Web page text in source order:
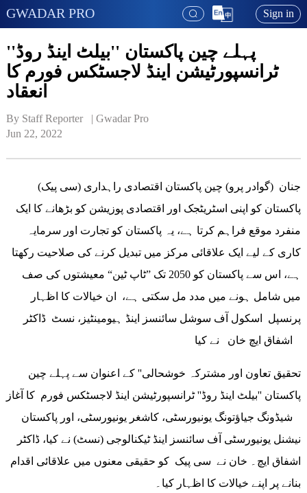
GWADAR PRO Sign in
پہلے چین پاکستان ''بیلٹ اینڈ روڈ''
ٹرانسپورٹیشن اینڈ لاجسٹکس فورم کا
انعقاد
By Staff Reporter   | Gwadar Pro
Jun 22, 2022
جنان (گوادر پرو) چین پاکستان اقتصادی راہداری (سی پیک)
پاکستان کو اپنی اسٹریٹجک اور اقتصادی پوزیشن کو بڑھانے کا ایک
منفرد موقع فراہم کرتا ہے، یہ پاکستان کو تجارت اور سرمایہ
کاری کے لیے ایک علاقائی مرکز میں تبدیل کرنے کی صلاحیت رکھتا
ہے، اس سے پاکستان کو 2050 تک ”ٹاپ ٹین“ معیشتوں کی صف
میں شامل ہونے میں مدد مل سکتی ہے، ان خیالات کا اظہار
پرنسپل اسکول آف سوشل سائنسز اینڈ ہیومینٹیز، نسٹ ڈاکٹر
تحقیق تعاون اور مشترکہ خوشحالی'' کے اعنوان سے پہلے چین
پاکستان ''بیلٹ اینڈ روڈ'' ٹرانسپورٹیشن اینڈ لاجسٹکس فورم کا آغاز
شیڈونگ جیاؤتونگ یونیورسٹی، کاشغر یونیورسٹی، اور پاکستان
نیشنل یونیورسٹی آف سائنسز اینڈ ٹیکنالوجی (نسٹ) نے کیا، ڈاکٹر
اشفاق ایچ۔ خان نے سی پیک کو حقیقی معنوں میں علاقائی اقدام
بنانے پر اپنے خیالات کا اظہار کیا۔